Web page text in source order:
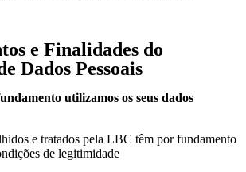
e Finalidades do
Dados Pessoais
utilizamos os seus dados
e tratados pela LBC têm por fundamento
de legitimidade